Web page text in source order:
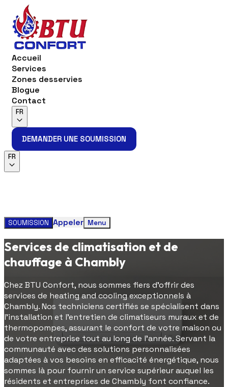
Accueil
Services
Zones desservies
Blogue
Contact
FR
DEMANDER UNE SOUMISSION
FR
SOUMISSION Appeler Menu
Services de climatisation et de
chauffage à Chambly
Chez BTU Confort, nous sommes fiers d'offrir des
services de heating and cooling exceptionnels à
Chambly. Nos techniciens certifiés se spécialisent dans
l'installation et l'entretien de climatiseurs muraux et de
thermopompes, assurant le confort de votre maison ou
de votre entreprise tout au long de l'année. Servant la
communauté avec des solutions personnalisées
adaptées à vos besoins en efficacité énergétique, nous
sommes là pour fournir un service supérieur auquel les
résidents et entreprises de Chambly font confiance.